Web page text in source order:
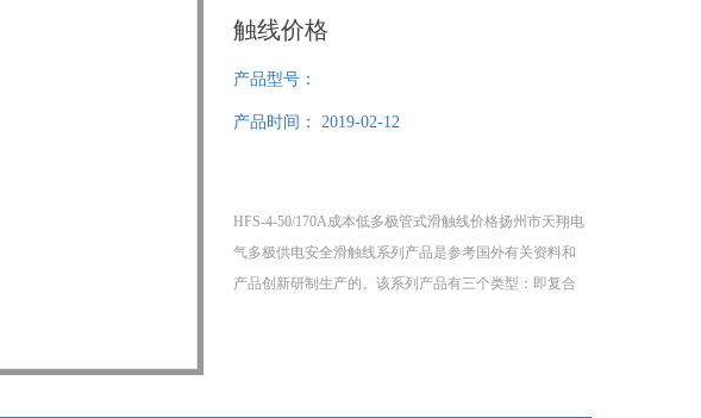
触线价格
产品型号：
产品时间： 2019-02-12
HFS-4-50/170A成本低多极管式滑触线价格扬州市天翔电
气多极供电安全滑触线系列产品是参考国外有关资料和
产品创新研制生产的。该系列产品有三个类型：即复合